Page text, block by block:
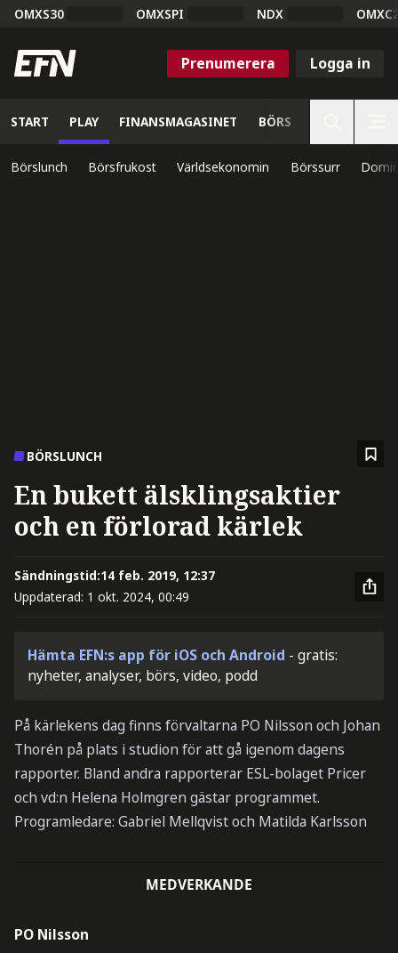
OMXS30 OMXSPI NDX
Prenumerera Logga in
START PLAY FINANSMAGASINET BÖRS
Börslunch Börsfrukost Världsekonomin Börssurr
BÖRSLUNCH
En bukett älsklingsaktier
och en förlorad kärlek
Sändningstid:14 feb. 2019, 12:37
Uppdaterad: 1 okt. 2024, 00:49
Hämta EFN:s app för iOS och Android - gratis:
nyheter, analyser, börs, video, podd
På kärlekens dag finns förvaltarna PO Nilsson och Johan
Thorén på plats i studion för att gå igenom dagens
rapporter. Bland andra rapporterar ESL-bolaget Pricer
och vd:n Helena Holmgren gästar programmet.
Programledare: Gabriel Mellqvist och Matilda Karlsson
MEDVERKANDE
PO Nilsson